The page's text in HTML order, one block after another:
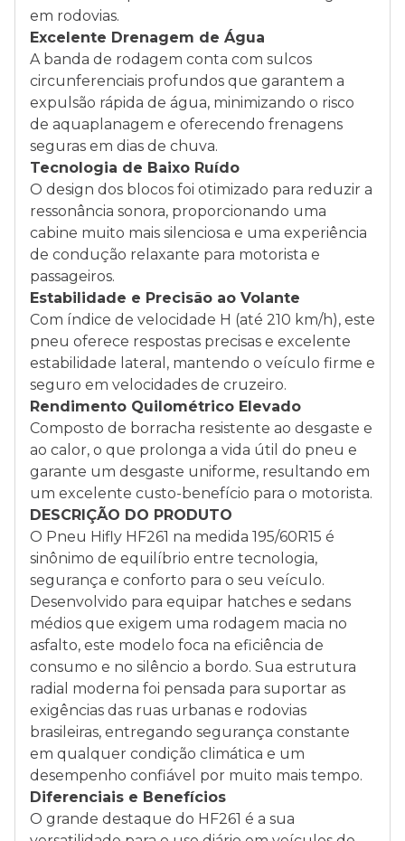
em rodovias.
Excelente Drenagem de Água
A banda de rodagem conta com sulcos
circunferenciais profundos que garantem a
expulsão rápida de água, minimizando o risco
de aquaplanagem e oferecendo frenagens
seguras em dias de chuva.
Tecnologia de Baixo Ruído
O design dos blocos foi otimizado para reduzir a
ressonância sonora, proporcionando uma
cabine muito mais silenciosa e uma experiência
de condução relaxante para motorista e
passageiros.
Estabilidade e Precisão ao Volante
Com índice de velocidade H (até 210 km/h), este
pneu oferece respostas precisas e excelente
estabilidade lateral, mantendo o veículo firme e
seguro em velocidades de cruzeiro.
Rendimento Quilométrico Elevado
Composto de borracha resistente ao desgaste e
ao calor, o que prolonga a vida útil do pneu e
garante um desgaste uniforme, resultando em
um excelente custo-benefício para o motorista.
DESCRIÇÃO DO PRODUTO
O Pneu Hifly HF261 na medida 195/60R15 é
sinônimo de equilíbrio entre tecnologia,
segurança e conforto para o seu veículo.
Desenvolvido para equipar hatches e sedans
médios que exigem uma rodagem macia no
asfalto, este modelo foca na eficiência de
consumo e no silêncio a bordo. Sua estrutura
radial moderna foi pensada para suportar as
exigências das ruas urbanas e rodovias
brasileiras, entregando segurança constante
em qualquer condição climática e um
desempenho confiável por muito mais tempo.
Diferenciais e Benefícios
O grande destaque do HF261 é a sua